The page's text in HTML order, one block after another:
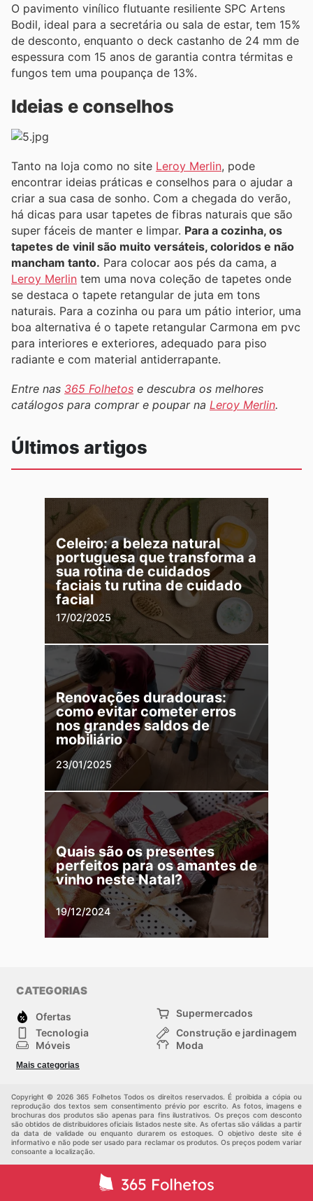
O pavimento vinílico flutuante resiliente SPC Artens
Bodil, ideal para a secretária ou sala de estar, tem 15%
de desconto, enquanto o deck castanho de 24 mm de
espessura com 15 anos de garantia contra térmitas e
fungos tem uma poupança de 13%.
Ideias e conselhos
Tanto na loja como no site Leroy Merlin, pode
encontrar ideias práticas e conselhos para o ajudar a
criar a sua casa de sonho. Com a chegada do verão,
há dicas para usar tapetes de fibras naturais que são
super fáceis de manter e limpar. Para a cozinha, os
tapetes de vinil são muito versáteis, coloridos e não
mancham tanto. Para colocar aos pés da cama, a
Leroy Merlin tem uma nova coleção de tapetes onde
se destaca o tapete retangular de juta em tons
naturais. Para a cozinha ou para um pátio interior, uma
boa alternativa é o tapete retangular Carmona em pvc
para interiores e exteriores, adequado para piso
radiante e com material antiderrapante.
Entre nas 365 Folhetos e descubra os melhores
catálogos para comprar e poupar na Leroy Merlin.
Últimos artigos
Celeiro: a beleza natural
portuguesa que transforma a
sua rotina de cuidados
faciais tu rutina de cuidado
facial
17/02/2025
Renovações duradouras:
como evitar cometer erros
nos grandes saldos de
mobiliário
23/01/2025
Quais são os presentes
perfeitos para os amantes de
vinho neste Natal?
19/12/2024
CATEGORIAS
Ofertas
Supermercados
Tecnologia
Construção e jardinagem
Móveis
Moda
Crianças
Mais categorias
Copyright © 2026 365 Folhetos Todos os direitos reservados. É proibida a cópia ou
reprodução dos textos sem consentimento prévio por escrito. As fotos, imagens e
brochuras dos produtos são apenas para fins ilustrativos. Os preços com desconto
são obtidos de distribuidores oficiais listados neste site. As ofertas são válidas a partir
da data de validade ou enquanto durarem os estoques. O objetivo deste site é
informativo e não pode ser usado para reclamar os produtos. Os preços podem variar
consoante a localização.